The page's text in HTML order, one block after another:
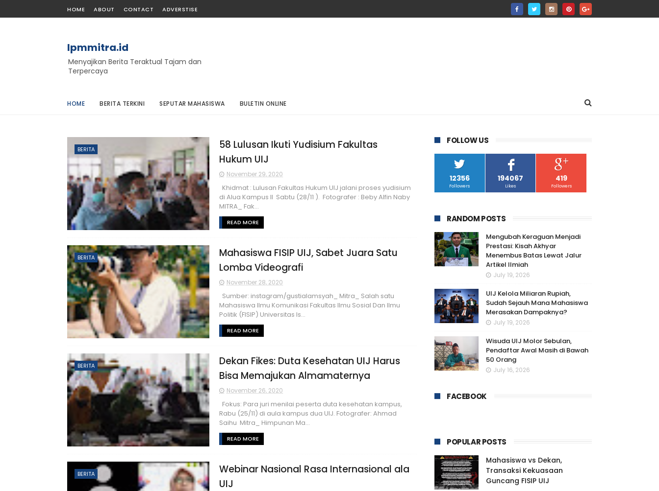
HOME ABOUT CONTACT ADVERSTISE
lpmmitra.id
Menyajikan Berita Teraktual Tajam dan
Terpercaya
HOME BERITA TERKINI SEPUTAR MAHASISWA BULETIN ONLINE
BERITA
58 Lulusan Ikuti Yudisium Fakultas
Hukum UIJ
November 29, 2020
Khidmat : Lulusan Fakultas Hukum UIJ jalani proses yudisium
di Alua Kampus II Sabtu (28/11 ). Fotografer : Beby Alfin Naby
MITRA_ Fak...
READ MORE
BERITA
Mahasiswa FISIP UIJ, Sabet Juara Satu
Lomba Videografi
November 28, 2020
Sumber: instagram/gustialamsyah_ Mitra_ Salah satu
Mahasiswa Ilmu Komunikasi Fakultas Ilmu Sosial Dan Ilmu
Politik (FISIP) Universitas Is...
READ MORE
BERITA
Dekan Fikes: Duta Kesehatan UIJ Harus
Bisa Memajukan Almamaternya
November 26, 2020
Fokus: Para juri menilai peserta duta kesehatan kampus,
Rabu (25/11) di aula kampus dua UIJ. Fotografer: Ahmad
Saihu Mitra_ Himpunan Ma...
READ MORE
BERITA
Webinar Nasional Rasa Internasional ala
UIJ
FOLLOW US
12356
Followers
194067
Likes
419
Followers
RANDOM POSTS
Mengubah Keraguan Menjadi
Prestasi: Kisah Akhyar
Menembus Batas Lewat Jalur
Artikel Ilmiah
July 19, 2026
UIJ Kelola Miliaran Rupiah,
Sudah Sejauh Mana Mahasiswa
Merasakan Dampaknya?
July 19, 2026
Wisuda UIJ Molor Sebulan,
Pendaftar Awal Masih di Bawah
50 Orang
July 16, 2026
FACEBOOK
POPULAR POSTS
Mahasiswa vs Dekan,
Transaksi Kekuasaan
Guncang FISIP UIJ